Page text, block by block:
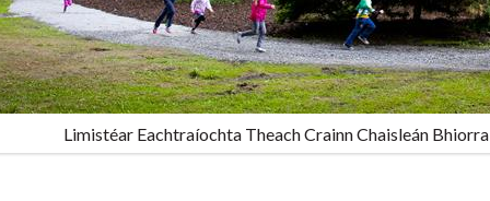
Limistéar Eachtraíochta Theach Crainn Chaisleán Bhiorra